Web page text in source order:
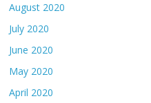
August 2020
July 2020
June 2020
May 2020
April 2020